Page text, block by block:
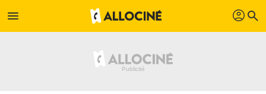
menu profil search